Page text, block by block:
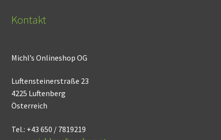
Kontakt
Michl’s Onlineshop OG
Luftensteinerstraße 23
4225 Luftenberg
Österreich
Tel.: +43 650 / 7819219